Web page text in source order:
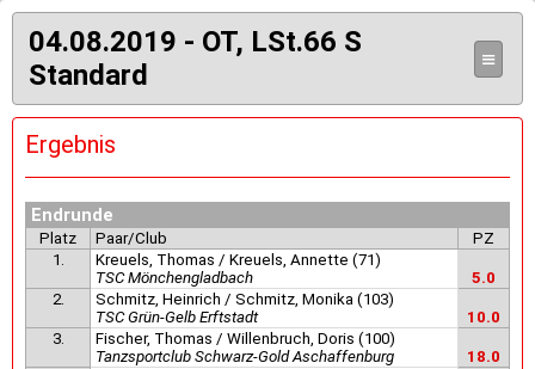
04.08.2019 - OT, LSt.66 S
Standard
≡
Ergebnis
Endrunde
Platz Paar/Club
PZ
1.
Kreuels, Thomas / Kreuels, Annette (71)
TSC Mönchengladbach
5.0
2.
Schmitz, Heinrich / Schmitz, Monika (103)
TSC Grün-Gelb Erftstadt
10.0
3.
Fischer, Thomas / Willenbruch, Doris (100)
Tanzsportclub Schwarz-Gold Aschaffenburg
18.0